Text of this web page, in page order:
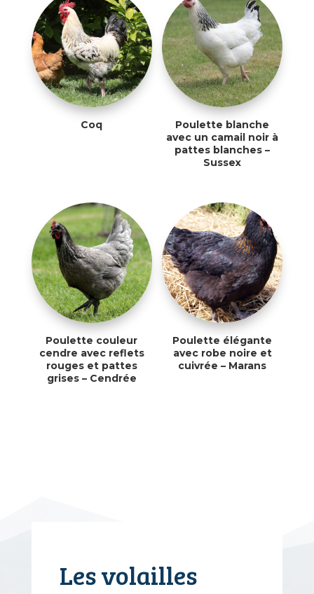
Coq
Poulette blanche
avec un camail noir à
pattes blanches –
Sussex
Poulette couleur
cendre avec reflets
rouges et pattes
grises – Cendrée
Poulette élégante
avec robe noire et
cuivrée – Marans
Les volailles